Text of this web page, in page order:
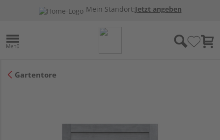
Mein Standort:Jetzt angeben
Gartentore